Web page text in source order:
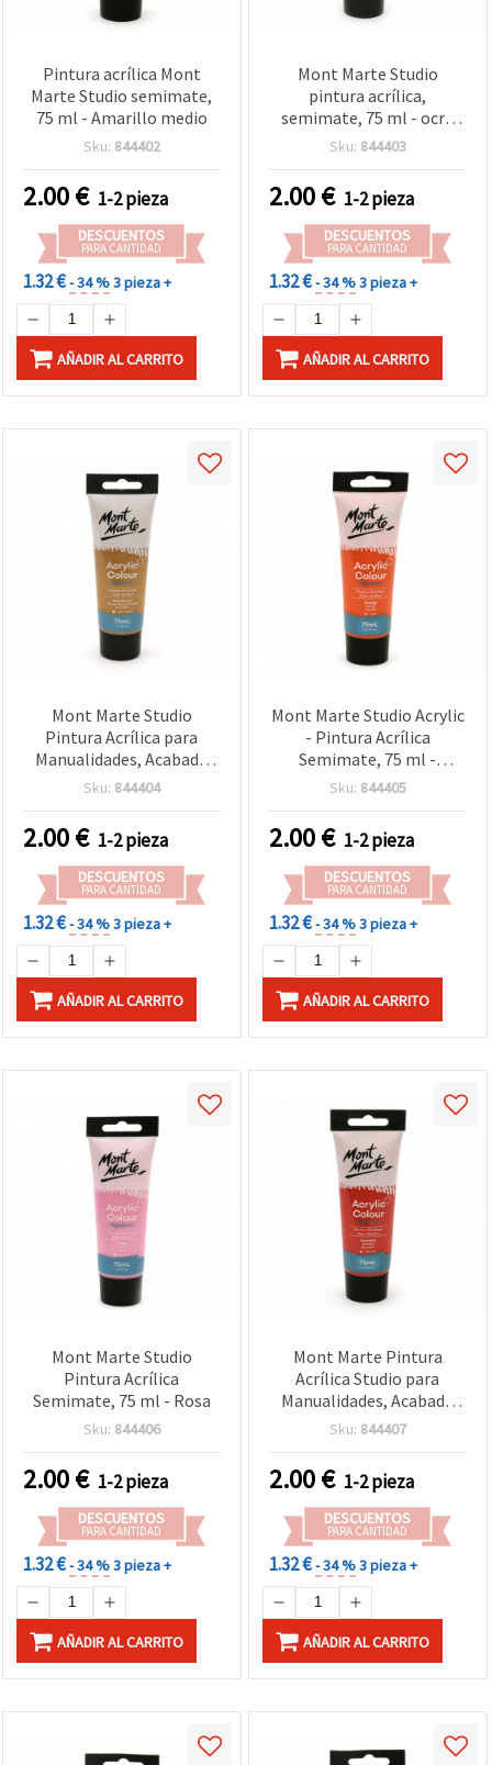
Pintura acrílica Mont
Marte Studio semimate,
75 ml - Amarillo medio
Sku: 844402
2.00€ 1-2 pieza
DESCUENTOS
PARA CANTIDAD
1.32 €- 34 %3 pieza +
AÑADIR AL CARRITO
Mont Marte Studio
pintura acrílica,
semimate, 75 ml - ocre
amarillo
Sku: 844403
2.00€ 1-2 pieza
DESCUENTOS
PARA CANTIDAD
1.32 €- 34 %3 pieza +
AÑADIR AL CARRITO
Mont Marte Studio
Pintura Acrílica para
Manualidades, Acabado
Semimate, 75 ml - Siena
Sku: 844404
2.00€ 1-2 pieza
DESCUENTOS
PARA CANTIDAD
1.32 €- 34 %3 pieza +
AÑADIR AL CARRITO
Mont Marte Studio Acrylic
- Pintura Acrílica
Semimate, 75 ml -
Naranja
Sku: 844405
2.00€ 1-2 pieza
DESCUENTOS
PARA CANTIDAD
1.32 €- 34 %3 pieza +
AÑADIR AL CARRITO
Mont Marte Studio
Pintura Acrílica
Semimate, 75 ml - Rosa
Sku: 844406
2.00€ 1-2 pieza
DESCUENTOS
PARA CANTIDAD
1.32 €- 34 %3 pieza +
AÑADIR AL CARRITO
Mont Marte Pintura
Acrílica Studio para
Manualidades, Acabado
Semimate, 75 ml -
Sku: 844407
2.00€ 1-2 pieza
DESCUENTOS
PARA CANTIDAD
1.32 €- 34 %3 pieza +
AÑADIR AL CARRITO